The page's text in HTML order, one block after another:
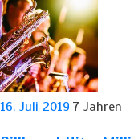
16. Juli 2019 7 Jahren